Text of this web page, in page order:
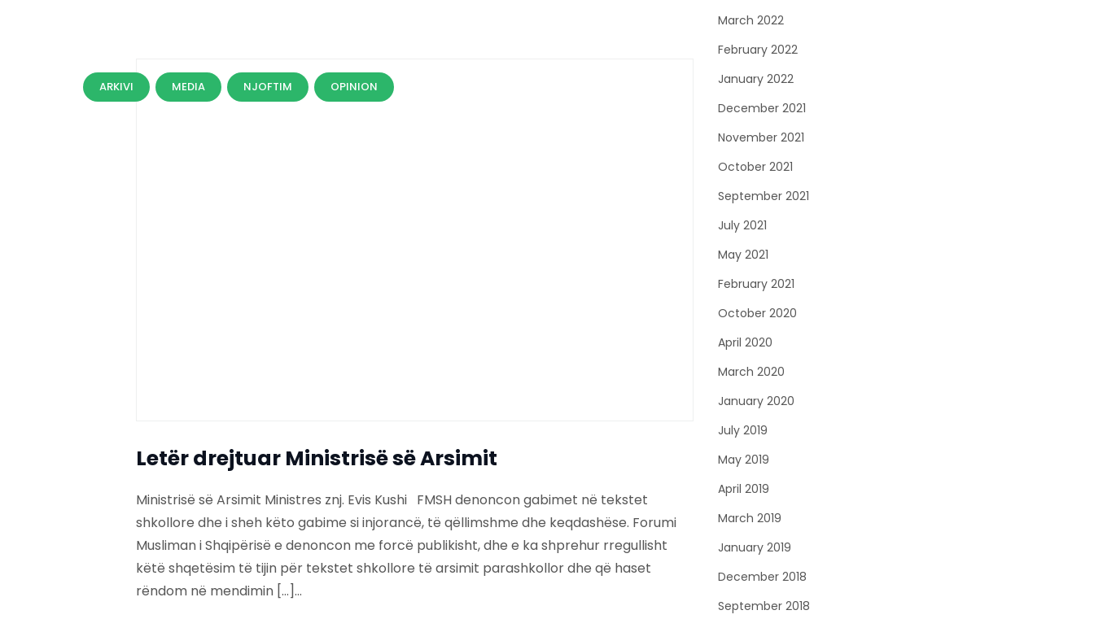
ARKIVI MEDIA NJOFTIM OPINION
Letër drejtuar Ministrisë së Arsimit
Ministrisë së Arsimit Ministres znj. Evis Kushi FMSH denoncon gabimet në tekstet
shkollore dhe i sheh këto gabime si injorancë, të qëllimshme dhe keqdashëse. Forumi
Musliman i Shqipërisë e denoncon me forcë publikisht, dhe e ka shprehur rregullisht
këtë shqetësim të tijin për tekstet shkollore të arsimit parashkollor dhe që haset
rëndom në mendimin […]...
March 2022
February 2022
January 2022
December 2021
November 2021
October 2021
September 2021
July 2021
May 2021
February 2021
October 2020
April 2020
March 2020
January 2020
July 2019
May 2019
April 2019
March 2019
January 2019
December 2018
September 2018